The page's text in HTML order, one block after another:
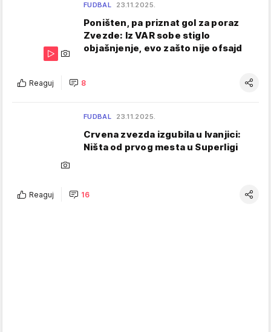
FUDBAL 23.11.2025.
Poništen, pa priznat gol za poraz
Zvezde: Iz VAR sobe stiglo
objašnjenje, evo zašto nije ofsajd
Reaguj 8
FUDBAL 23.11.2025.
Crvena zvezda izgubila u Ivanjici:
Ništa od prvog mesta u Superligi
Reaguj 16